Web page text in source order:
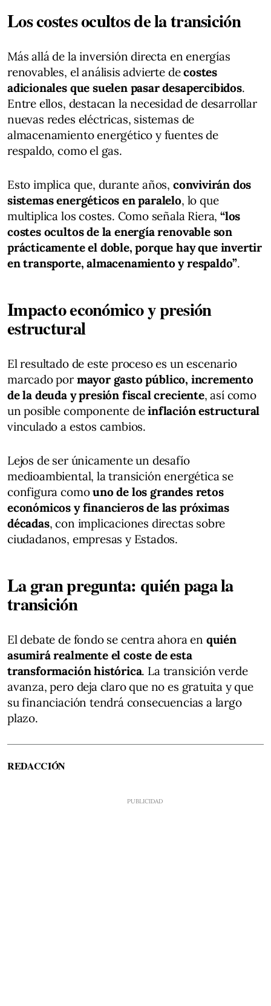
Los costes ocultos de la transición
Más allá de la inversión directa en energías
renovables, el análisis advierte decostes
adicionales que suelen pasar desapercibidos.
Entre ellos, destacan la necesidad de desarrollar
nuevas redes eléctricas, sistemas de
almacenamiento energético y fuentes de
respaldo, como el gas.
Esto implica que, durante años, convivirán dos
sistemas energéticos en paralelo, lo que
multiplica los costes. Como señala Riera,“los
costes ocultos de la energía renovable son
prácticamente el doble, porque hay que invertir
en transporte, almacenamiento y respaldo”.
Impacto económico y presión
estructural
El resultado de este proceso es un escenario
marcado por mayor gasto público, incremento
de la deuda y presión fiscal creciente, así como
un posible componente deinflación estructural
vinculado a estos cambios.
Lejos de ser únicamente un desafío
medioambiental, la transición energética se
configura comouno de los grandes retos
económicos y financieros de las próximas
décadas, con implicaciones directas sobre
ciudadanos, empresas y Estados.
La gran pregunta: quién paga la
transición
El debate de fondo se centra ahora en quién
asumirá realmente el coste de esta
transformación histórica. La transición verde
avanza, pero deja claro que no es gratuita y que
su financiación tendrá consecuencias a largo
plazo.
REDACCIÓN